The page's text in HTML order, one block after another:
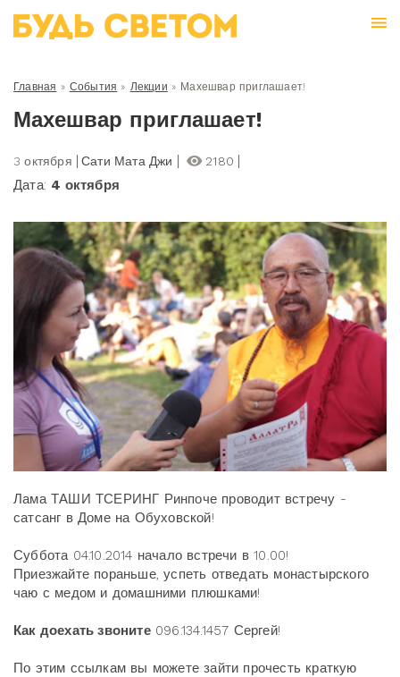
Главная » События » Лекции » Махешвар приглашает!
Махешвар приглашает!
3 октября Сати Мата Джи 2180
Дата: 4 октября
Лама ТАШИ ТСЕРИНГ Ринпоче проводит встречу -
сатсанг в Доме на Обуховской!
Суббота 04.10.2014 начало встречи в 10.00!
Приезжайте пораньше, успеть отведать монастырского
чаю с медом и домашними плюшками!
Как доехать звоните096.134.1457 Сергей!
По этим ссылкам вы можете зайти прочесть краткую